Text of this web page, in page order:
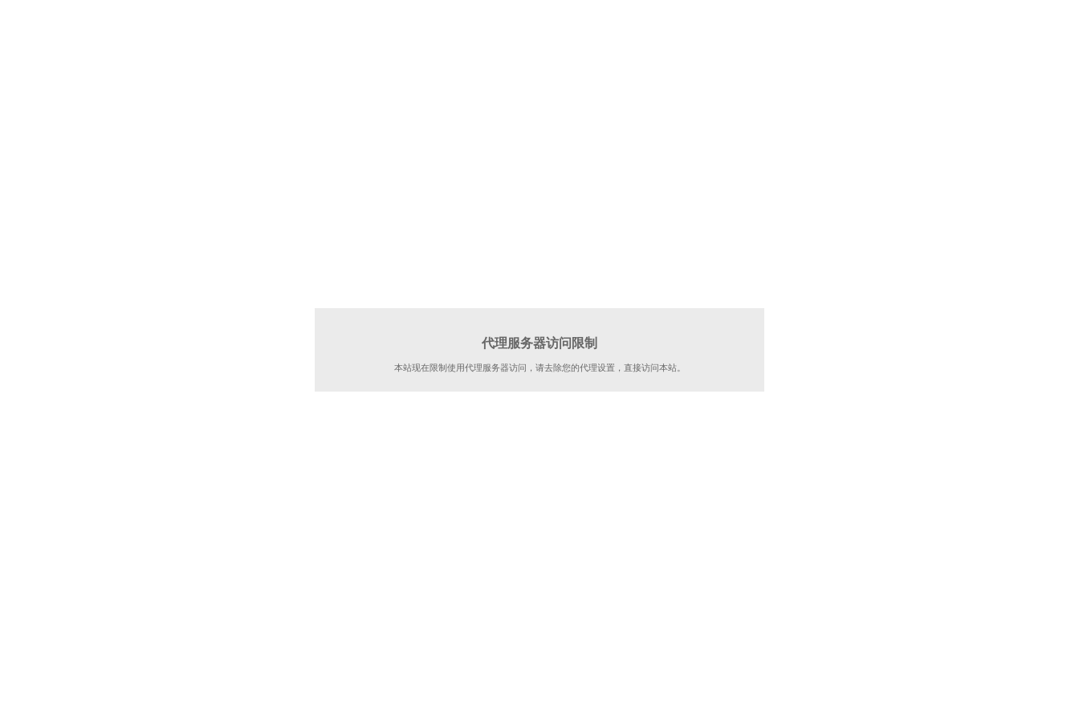
代理服务器访问限制
本站现在限制使用代理服务器访问，请去除您的代理设置，直接访问本站。